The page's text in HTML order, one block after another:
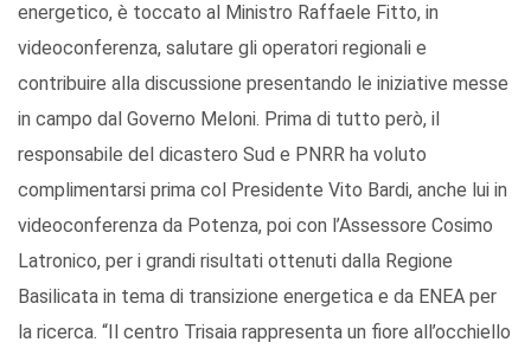
energetico, è toccato al Ministro Raffaele Fitto, in
videoconferenza, salutare gli operatori regionali e
contribuire alla discussione presentando le iniziative messe
in campo dal Governo Meloni. Prima di tutto però, il
responsabile del dicastero Sud e PNRR ha voluto
complimentarsi prima col Presidente Vito Bardi, anche lui in
videoconferenza da Potenza, poi con l’Assessore Cosimo
Latronico, per i grandi risultati ottenuti dalla Regione
Basilicata in tema di transizione energetica e da ENEA per
la ricerca. “Il centro Trisaia rappresenta un fiore all’occhiello